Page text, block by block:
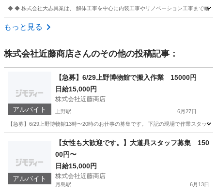
◆ ◆ 株式会社大志興業は、 解体工事を中心に内装工事やリノベーション工事まで幅
東京 千代田区
もっと見る
株式会社近藤商店さんのその他の投稿記事：
アルバイト
【急募】6/29上野博物館で搬入作業 15000円
日給15,000円
株式会社近藤商店
上野駅 6月27日
【急募】6/29上野博物館13時〜20時のお仕事の募集です。 下記の現場で作業スタッ
上野駅 建築 博物館
アルバイト
【女性も大歓迎です。】大道具スタッフ募集 150
00円〜
日給15,000円
株式会社近藤商店
月島駅 6月13日